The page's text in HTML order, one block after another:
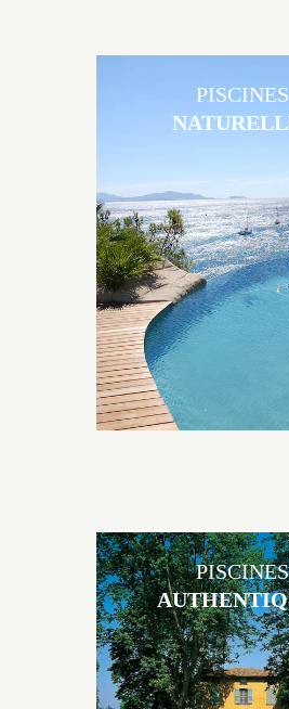
Les piscines en béton naturelles
originales, elles s’intègrent
environnement grâce à un jeu
matière sur-mesure conçu par
spécialisé.
PISCINES
Les piscines en béton authentiques
démarquent par la noblesse
PISCINES